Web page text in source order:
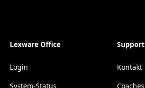
Lexware Office
Login
System-Status
Support
Kontakt
Coaches